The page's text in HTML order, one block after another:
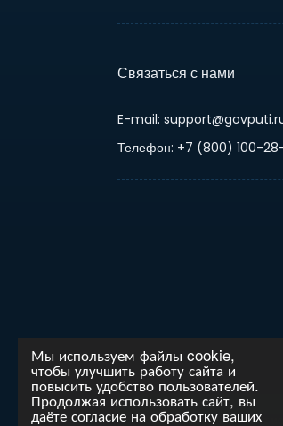
Мы используем файлы cookie,
чтобы улучшить работу сайта и
повысить удобство пользователей.
Продолжая использовать сайт, вы
даёте согласие на обработку ваших
Связаться с нами
E-mail:
Телефон: +7 (800) 100-
Внимание!Данный сайт